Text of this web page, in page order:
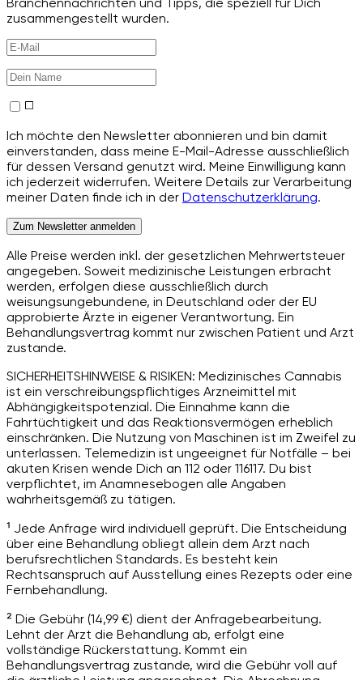
Branchennachrichten und Tipps, die speziell für Dich
zusammengestellt wurden.
Ich möchte den Newsletter abonnieren und bin damit
einverstanden, dass meine E-Mail-Adresse ausschließlich
für dessen Versand genutzt wird. Meine Einwilligung kann
ich jederzeit widerrufen. Weitere Details zur Verarbeitung
meiner Daten finde ich in der Datenschutzerklärung.
Zum Newsletter anmelden
Alle Preise werden inkl. der gesetzlichen Mehrwertsteuer
angegeben. Soweit medizinische Leistungen erbracht
werden, erfolgen diese ausschließlich durch
weisungsungebundene, in Deutschland oder der EU
approbierte Ärzte in eigener Verantwortung. Ein
Behandlungsvertrag kommt nur zwischen Patient und Arzt
zustande.
SICHERHEITSHINWEISE & RISIKEN: Medizinisches Cannabis
ist ein verschreibungspflichtiges Arzneimittel mit
Abhängigkeitspotenzial. Die Einnahme kann die
Fahrtüchtigkeit und das Reaktionsvermögen erheblich
einschränken. Die Nutzung von Maschinen ist im Zweifel zu
unterlassen. Telemedizin ist ungeeignet für Notfälle – bei
akuten Krisen wende Dich an 112 oder 116117. Du bist
verpflichtet, im Anamnesebogen alle Angaben
wahrheitsgemäß zu tätigen.
¹ Jede Anfrage wird individuell geprüft. Die Entscheidung
über eine Behandlung obliegt allein dem Arzt nach
berufsrechtlichen Standards. Es besteht kein
Rechtsanspruch auf Ausstellung eines Rezepts oder eine
Fernbehandlung.
² Die Gebühr (14,99 €) dient der Anfragebearbeitung.
Lehnt der Arzt die Behandlung ab, erfolgt eine
vollständige Rückerstattung. Kommt ein
Behandlungsvertrag zustande, wird die Gebühr voll auf